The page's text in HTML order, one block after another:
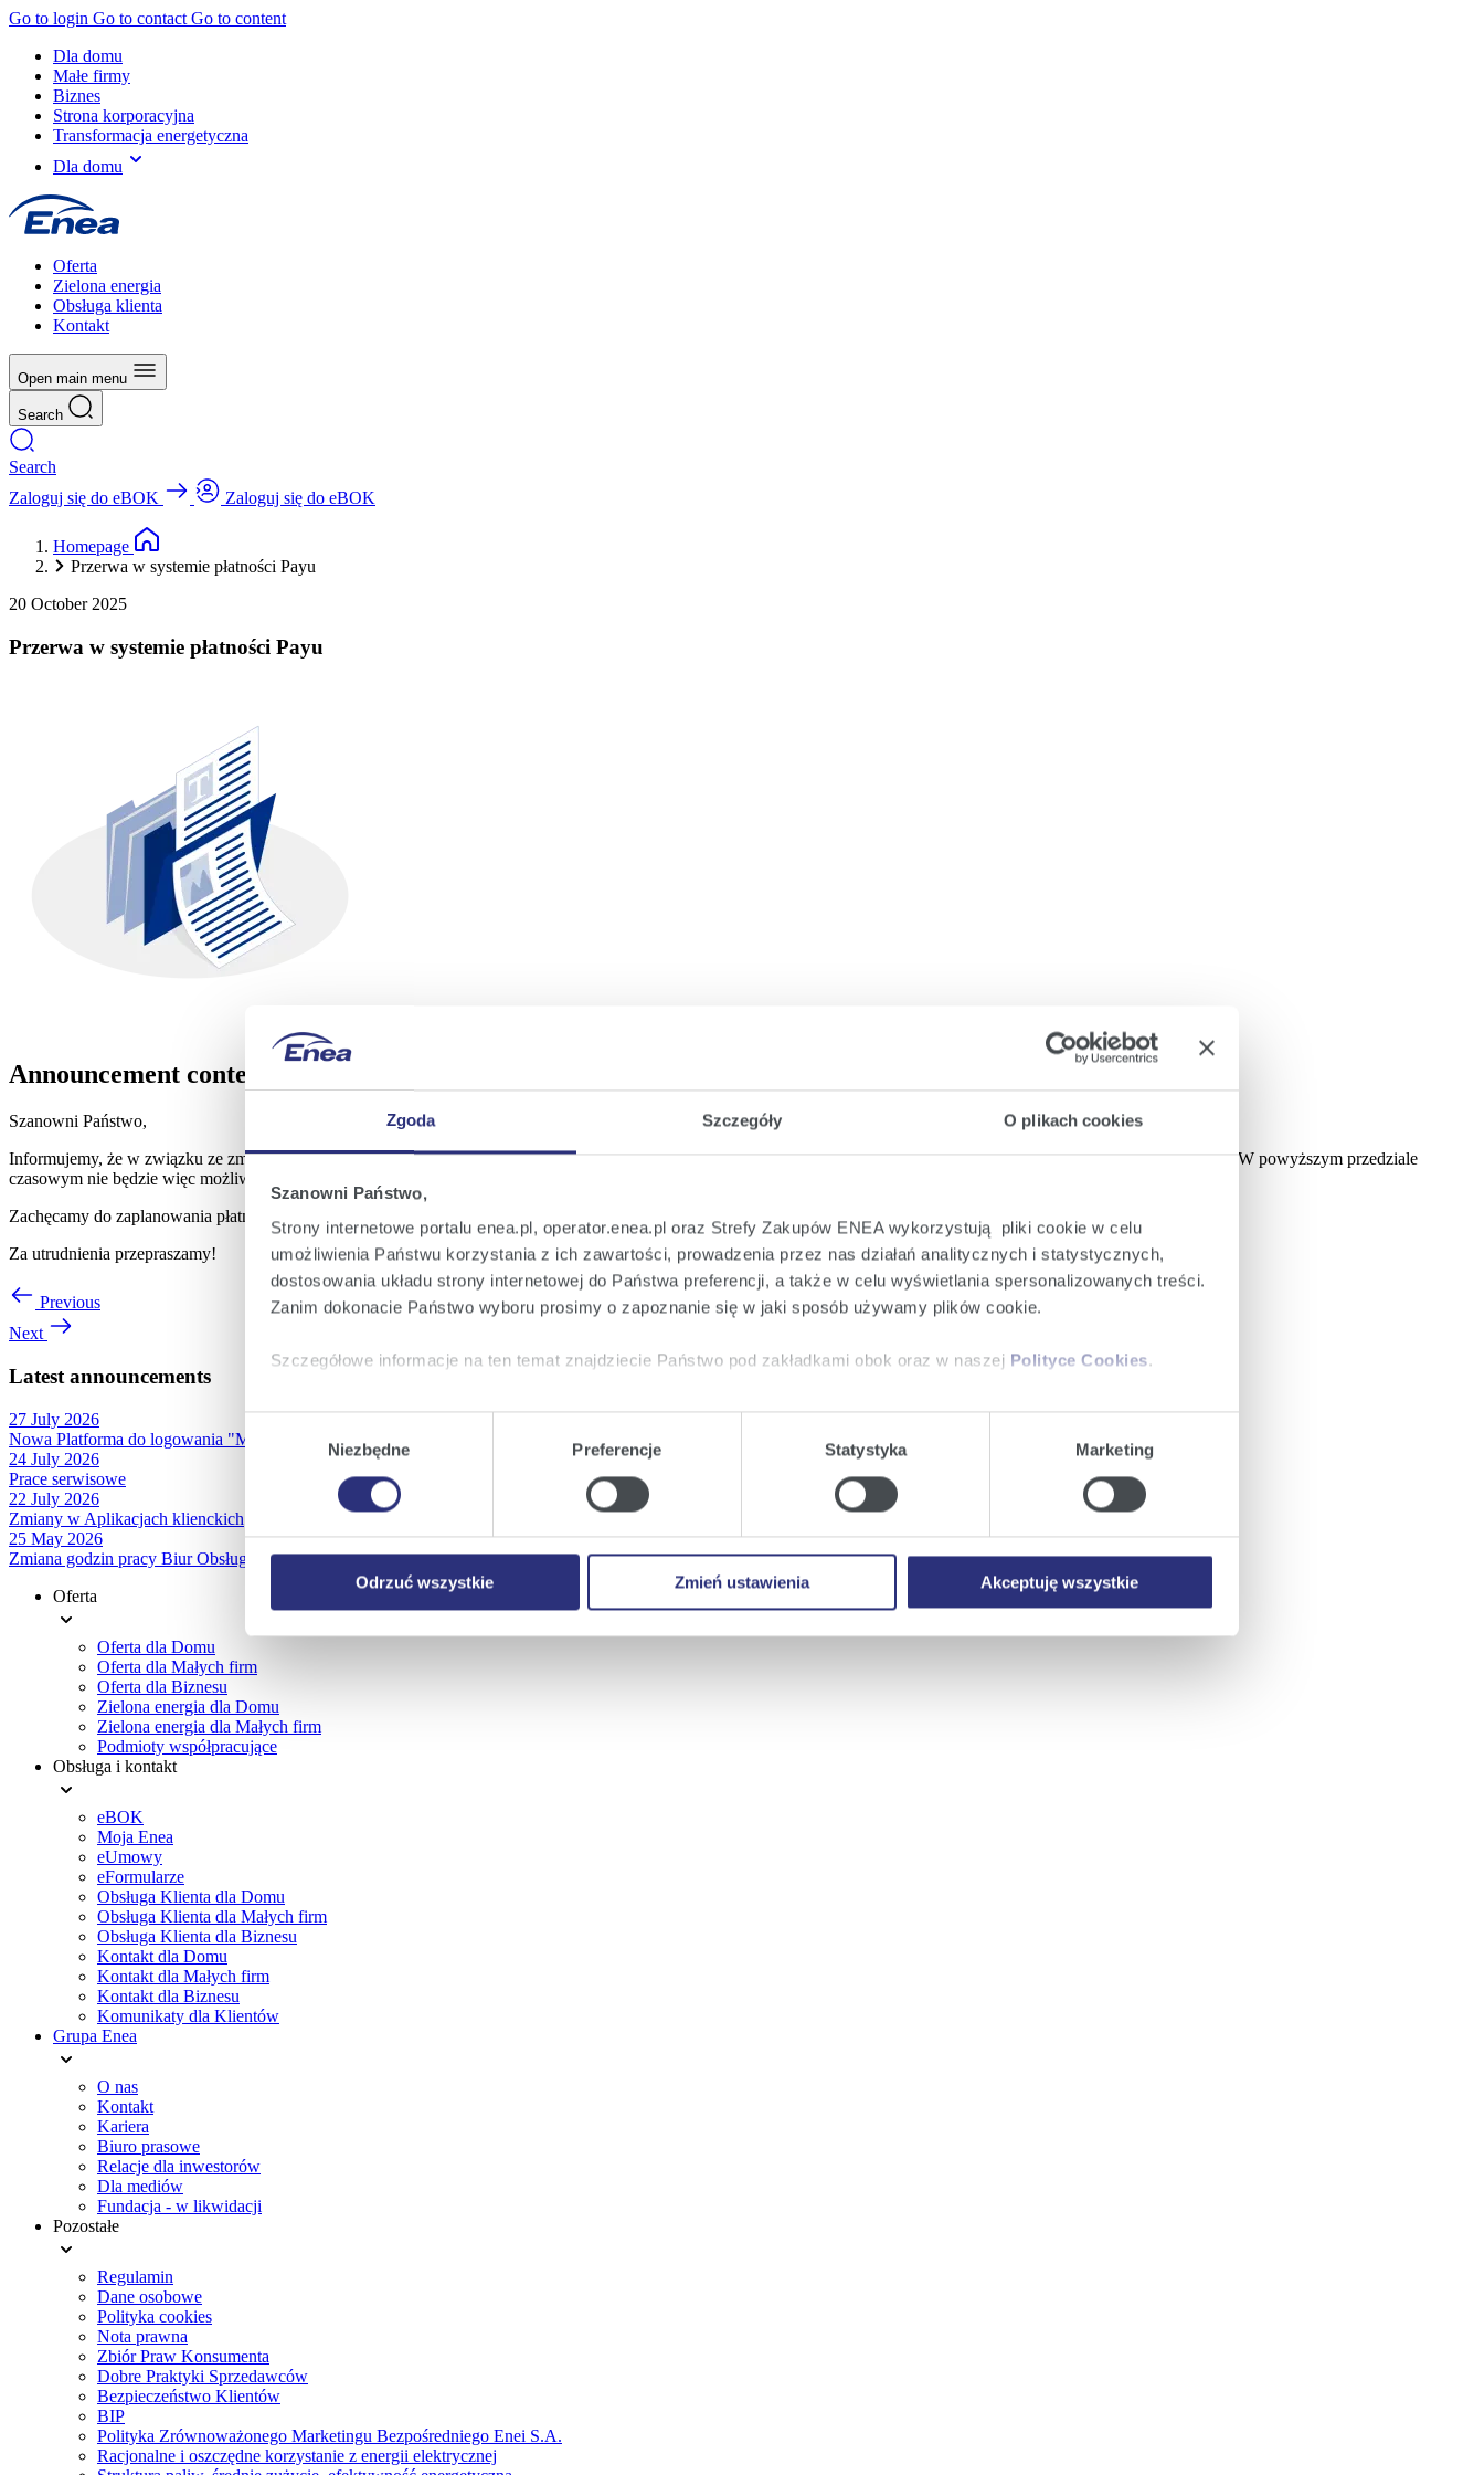
Zgoda Szczegóły O plikach cookies
Szanowni Państwo,
Strony internetowe portalu enea.pl, operator.enea.pl oraz Strefy Zakupów ENEA wykorzystują pliki cookie w celu
umożliwienia Państwu korzystania z ich zawartości, prowadzenia przez nas działań analitycznych i statystycznych,
dostosowania układu strony internetowej do Państwa preferencji, a także w celu wyświetlania spersonalizowanych treści.
Zanim dokonacie Państwo wyboru prosimy o zapoznanie się w jaki sposób używamy plików cookie.
Szczegółowe informacje na ten temat znajdziecie Państwo pod zakładkami obok oraz w naszej Polityce Cookies.
KlikającAkceptuję wszystkiewyrażają Państwo zgodę na umieszczenie wszystkich rodzajów plików cookie z
których korzystamy, na Państwa urządzeniu.
urządzeniu.
zgody
Niezbędne Preferencje Statystyka Marketing
Odrzuć wszystkie Zmień ustawienia Akceptuję wszystkie
Go to login Go to contact Go to content
Dla domu
Małe firmy
Biznes
Strona korporacyjna
Transformacja energetyczna
Dla domu
Oferta
Zielona energia
Obsługa klienta
Kontakt
Open main menu
Search
Search
Zaloguj się do eBOK
Zaloguj się do eBOK
Homepage
Przerwa w systemie płatności Payu
20 October 2025
Przerwa w systemie płatności Payu
Announcement content
Szanowni Państwo,
Informujemy, że w związku ze zmianą czasu, w niedzielę 26.10.2025 od 02:00 (czasu letniego) do 06:00 (czasu zimowego) wszystkie funkcje systemu PayU będą niedostępne. W powyższym przedziale
czasowym nie będzie więc możliwości realizowania płatności w eBOK oraz aplikacji mobilnej Moja Enea.
Zachęcamy do zaplanowania płatności w innych godzinach.
Za utrudnienia przepraszamy!
Previous
Next
Latest announcements
27 July 2026
Nowa Platforma do logowania "Moja Enea"
24 July 2026
Prace serwisowe
22 July 2026
Zmiany w Aplikacjach klienckich
25 May 2026
Zmiana godzin pracy Biur Obsługi Klienta
Footer
Oferta
Oferta dla Domu
Oferta dla Małych firm
Oferta dla Biznesu
Zielona energia dla Domu
Zielona energia dla Małych firm
Podmioty współpracujące
Obsługa i kontakt
eBOK
Moja Enea
eUmowy
eFormularze
Obsługa Klienta dla Domu
Obsługa Klienta dla Małych firm
Obsługa Klienta dla Biznesu
Kontakt dla Domu
Kontakt dla Małych firm
Kontakt dla Biznesu
Komunikaty dla Klientów
Grupa Enea
O nas
Kontakt
Kariera
Biuro prasowe
Relacje dla inwestorów
Dla mediów
Fundacja - w likwidacji
Pozostałe
Regulamin
Dane osobowe
Polityka cookies
Nota prawna
Zbiór Praw Konsumenta
Dobre Praktyki Sprzedawców
Bezpieczeństwo Klientów
BIP
Polityka Zrównoważonego Marketingu Bezpośredniego Enei S.A.
Racjonalne i oszczędne korzystanie z energii elektrycznej